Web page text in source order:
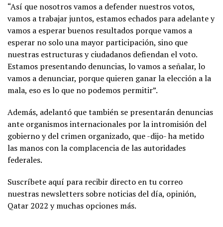
“Así que nosotros vamos a defender nuestros votos,
vamos a trabajar juntos, estamos echados para adelante y
vamos a esperar buenos resultados porque vamos a
esperar no solo una mayor participación, sino que
nuestras estructuras y ciudadanos defiendan el voto.
Estamos presentando denuncias, lo vamos a señalar, lo
vamos a denunciar, porque quieren ganar la elección a la
mala, eso es lo que no podemos permitir”.
Además, adelantó que también se presentarán denuncias
ante organismos internacionales por la intromisión del
gobierno y del crimen organizado, que -dijo- ha metido
las manos con la complacencia de las autoridades
federales.
Suscríbete aquí para recibir directo en tu correo
nuestras newsletters sobre noticias del día, opinión,
Qatar 2022 y muchas opciones más.